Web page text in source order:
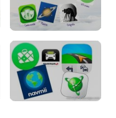
teléfono
SIN
datos